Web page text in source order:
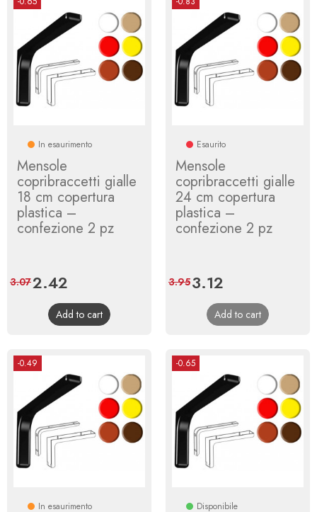
In esaurimento
Mensole
copribraccetti gialle
18 cm copertura
plastica –
confezione 2 pz
Price
2.42
price
3.07
Add to cart
Esaurito
Mensole
copribraccetti gialle
24 cm copertura
plastica –
confezione 2 pz
Price
3.12
price
3.95
Add to cart
-0.49
In esaurimento
-0.65
Disponibile